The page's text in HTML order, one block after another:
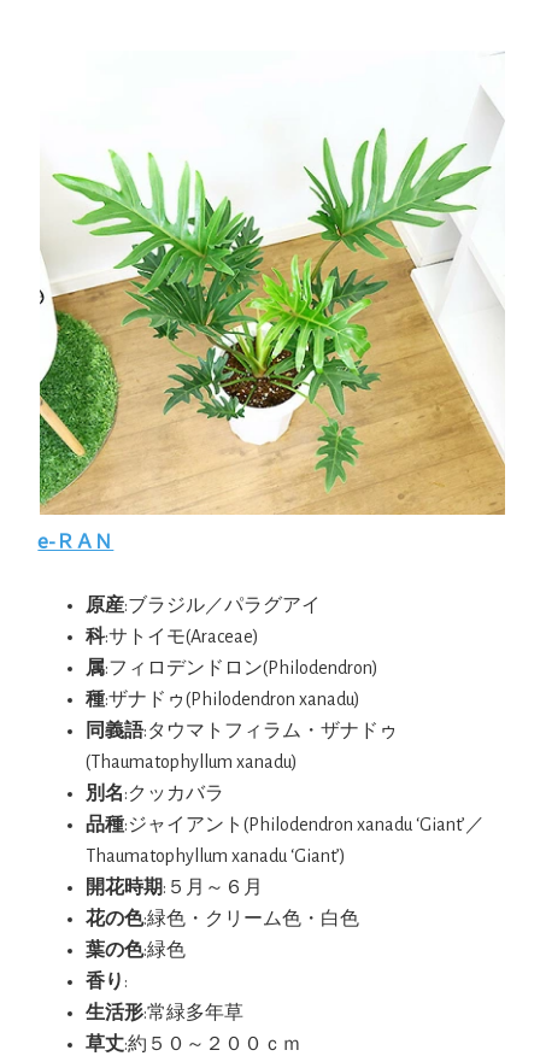
e-ＲＡＮ
原産:ブラジル／パラグアイ
科:サトイモ(Araceae)
属:フィロデンドロン(Philodendron)
種:ザナドゥ(Philodendron xanadu)
同義語:タウマトフィラム・ザナドゥ
(Thaumatophyllum xanadu)
別名:クッカバラ
品種:ジャイアント(Philodendron xanadu ‘Giant’／
Thaumatophyllum xanadu ‘Giant’)
開花時期:５月～６月
花の色:緑色・クリーム色・白色
葉の色:緑色
香り :
生活形:常緑多年草
草丈:約５０～２００ｃｍ